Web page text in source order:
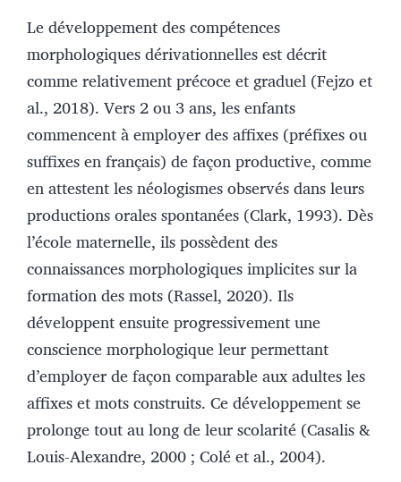
Le développement des compétences
morphologiques dérivationnelles est décrit
comme relativement précoce et graduel (Fejzo et
al., 2018). Vers 2 ou 3 ans, les enfants
commencent à employer des affixes (préfixes ou
suffixes en français) de façon productive, comme
en attestent les néologismes observés dans leurs
productions orales spontanées (Clark, 1993). Dès
l’école maternelle, ils possèdent des
connaissances morphologiques implicites sur la
formation des mots (Rassel, 2020). Ils
développent ensuite progressivement une
conscience morphologique leur permettant
d’employer de façon comparable aux adultes les
affixes et mots construits. Ce développement se
prolonge tout au long de leur scolarité (Casalis &
Louis-Alexandre, 2000 ; Colé et al., 2004).